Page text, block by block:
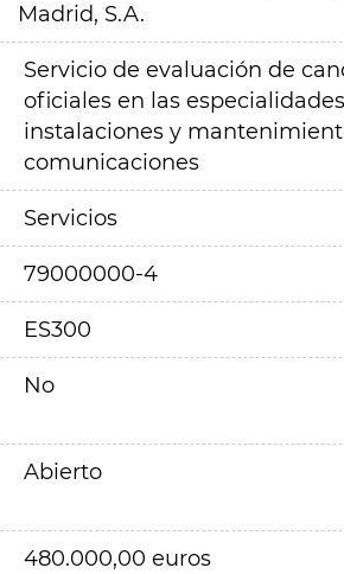
Madrid, S.A.
Servicio de evaluación de
oficiales en las
instalaciones y
comunicaciones
Servicios
79000000-4
ES300
No
Abierto
480.000,00 euros